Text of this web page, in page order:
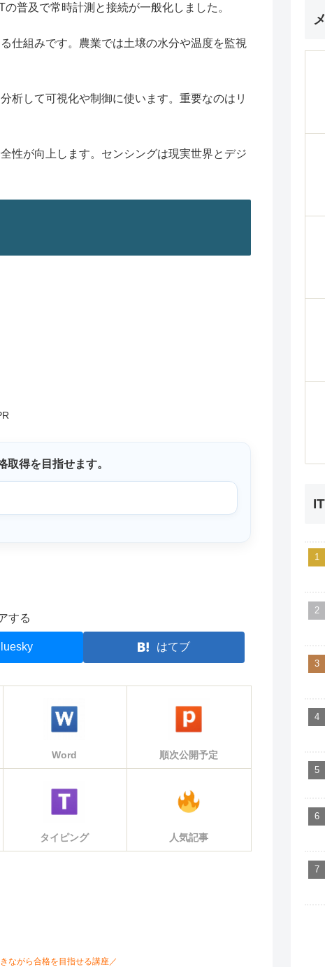
普及で常時計測と接続が一般化しました。
仕組みです。農業では土壌の水分や温度を監視
析して可視化や制御に使います。重要なのはリ
性が向上します。センシングは現実世界とデジ
取得を目指せます。
する
はてブ
Word 順次公開予定
タイピング 人気記事
ながら合格を目指せる講座／